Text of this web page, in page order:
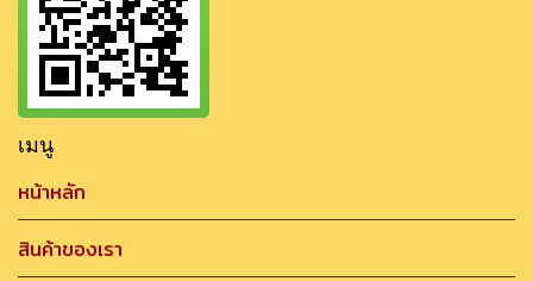
เมนู
หน้าหลัก
สินค้าของเรา